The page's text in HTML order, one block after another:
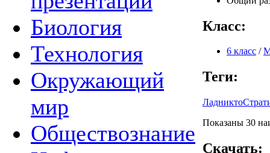
Биология
Технология
Окружающий
мир
Обществознание
Класс:
6 класс /
Теги:
Ладникто
Показаны 30
Скачать: